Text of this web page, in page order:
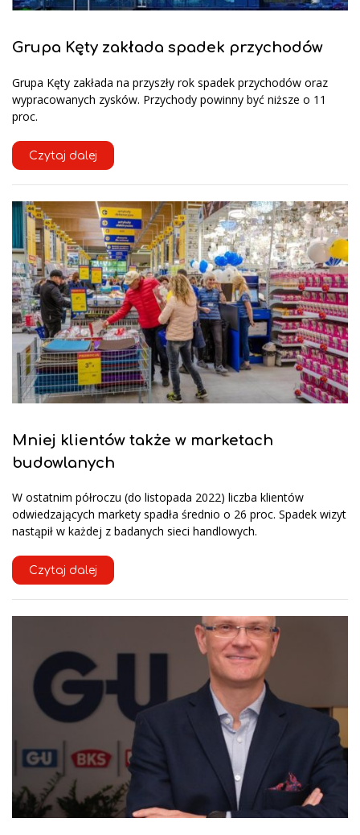
Grupa Kęty zakłada spadek przychodów
Grupa Kęty zakłada na przyszły rok spadek przychodów oraz
wypracowanych zysków. Przychody powinny być niższe o 11
proc.
Czytaj dalej
Mniej klientów także w marketach
budowlanych
W ostatnim półroczu (do listopada 2022) liczba klientów
odwiedzających markety spadła średnio o 26 proc. Spadek wizyt
nastąpił w każdej z badanych sieci handlowych.
Czytaj dalej